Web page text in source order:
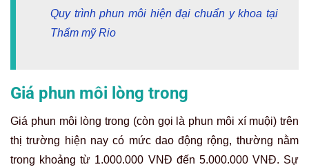
Quy trình phun môi hiện đại chuẩn y khoa tại
Thẩm mỹ Rio
Giá phun môi lòng trong
Giá phun môi lòng trong (còn gọi là phun môi xí muội) trên
thị trường hiện nay có mức dao động rộng, thường nằm
trong khoảng từ 1.000.000 VNĐ đến 5.000.000 VNĐ. Sự